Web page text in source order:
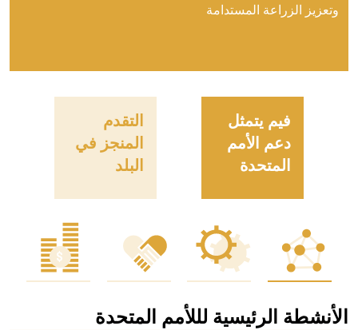
وتعزيز الزراعة المستدامة
فيم يتمثل
دعم الأمم
المتحدة
التقدم
المنجز في
البلد
الأنشطة الرئيسية لللأمم المتحدة